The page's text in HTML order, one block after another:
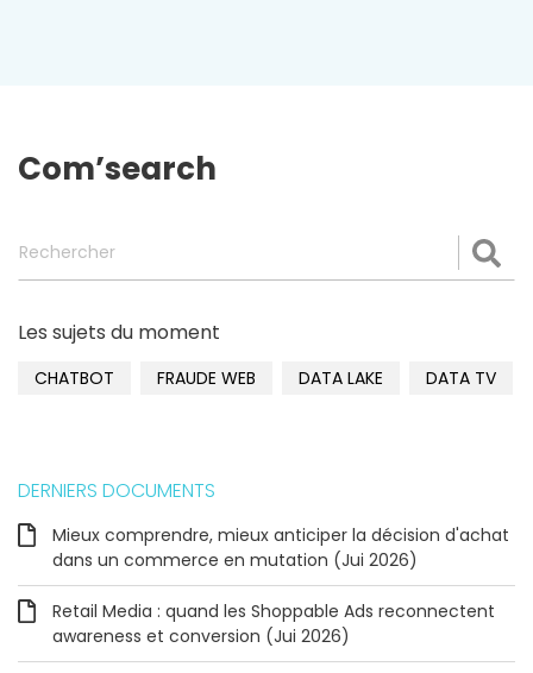
Com’search
Les sujets du moment
CHATBOT FRAUDE WEB DATA LAKE DATA TV
DERNIERS DOCUMENTS
Mieux comprendre, mieux anticiper la décision d'achat
dans un commerce en mutation (Jui 2026)
Retail Media : quand les Shoppable Ads reconnectent
awareness et conversion (Jui 2026)